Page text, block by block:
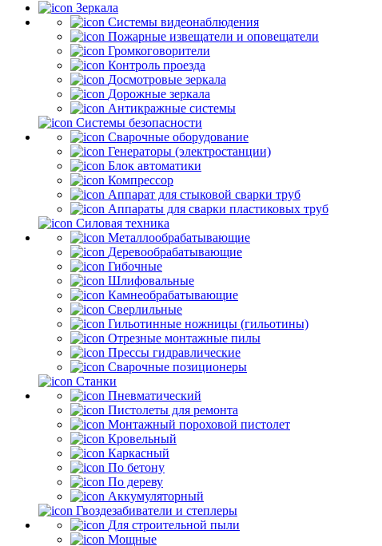
Зеркала
Системы видеонаблюдения
Пожарные извещатели и оповещатели
Громкоговорители
Контроль проезда
Досмотровые зеркала
Дорожные зеркала
Антикражные системы
Системы безопасности
Сварочные оборудование
Генераторы (электростанции)
Блок автоматики
Компрессор
Аппарат для стыковой сварки труб
Аппараты для сварки пластиковых труб
Силовая техника
Металлообрабатывающие
Деревообрабатывающие
Гибочные
Шлифовальные
Камнеобрабатывающие
Сверлильные
Гильотинные ножницы (гильотины)
Отрезные монтажные пилы
Прессы гидравлические
Сварочные позиционеры
Станки
Пневматический
Пистолеты для ремонта
Монтажный пороховой пистолет
Кровельный
Каркасный
По бетону
По дереву
Аккумуляторный
Гвоздезабиватели и степлеры
Для строительной пыли
Мощные